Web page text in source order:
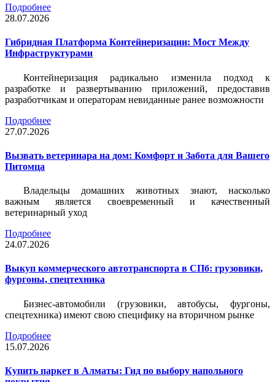
Подробнее
28.07.2026
Гибридная Платформа Контейнеризации: Мост Между
Инфраструктурами
Контейнеризация радикально изменила подход к
разработке и развертыванию приложений, предоставив
разработчикам и операторам невиданные ранее возможности
Подробнее
27.07.2026
Вызвать ветеринара на дом: Комфорт и Забота для Вашего
Питомца
Владельцы домашних животных знают, насколько
важным является своевременный и качественный
ветеринарный уход
Подробнее
24.07.2026
Выкуп коммерческого автотранспорта в СПб: грузовики,
фургоны, спецтехника
Бизнес-автомобили (грузовики, автобусы, фургоны,
спецтехника) имеют свою специфику на вторичном рынке
Подробнее
15.07.2026
Купить паркет в Алматы: Гид по выбору напольного